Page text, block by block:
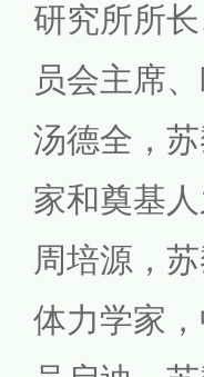
研究所所
员会主席
汤德全，
家和奠基
周培源，
体力学家